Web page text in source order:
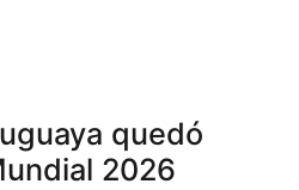
quedó
2026